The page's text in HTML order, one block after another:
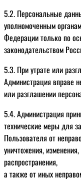
5.2. Персональные
уполномоченным
Федерации только по
законодательством
5.3. При утрате или
Администрация вправе
или разглашении
5.4. Администрация
технические меры для
Пользователя от
уничтожения,
распространения,
а также от иных